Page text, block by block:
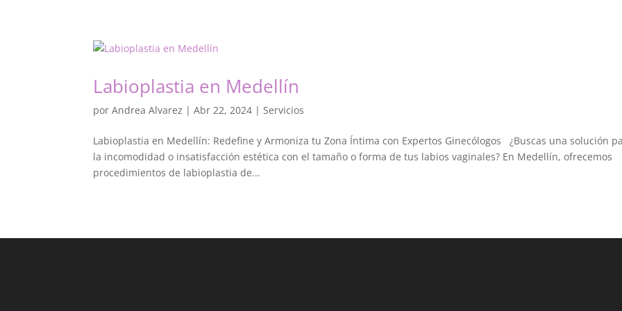
Labioplastia en Medellín
porAndrea Alvarez |Abr 22, 2024 |Servicios
Labioplastia en Medellín: Redefine y Armoniza tu Zona Íntima con Expertos Ginecólogos ¿Buscas una solución
la incomodidad o insatisfacción estética con el tamaño o forma de tus labios vaginales? En Medellín, ofrecemos
procedimientos de labioplastia de...